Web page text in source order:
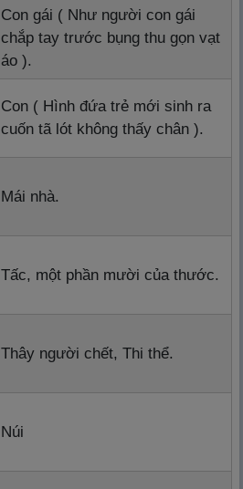
Con gái ( Như người con gái
chắp tay trước bụng thu gọn vạt
áo ).
Con ( Hình đứa trẻ mới sinh ra
cuốn tã lót không thấy chân ).
Mái nhà.
Tấc, một phần mười của thước.
Thây người chết, Thi thể.
Núi